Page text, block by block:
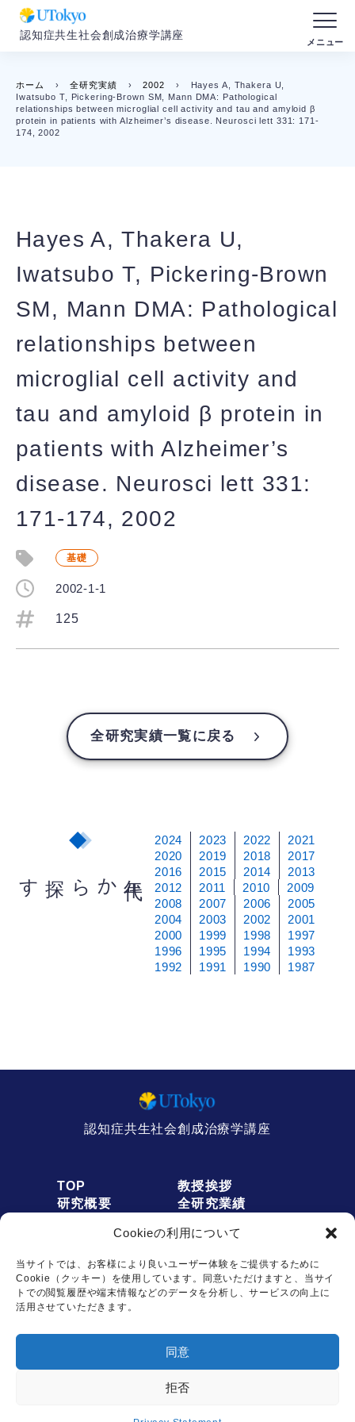
Cookieの利用について
当サイトでは、お客様により良いユーザー体験をご提供するために
Cookie（クッキー）を使用しています。同意いただけますと、当サイ
トでの閲覧履歴や端末情報などのデータを分析し、サービスの向上に
活用させていただきます。
同意
拒否
認知症共生社会創成治療学講座
ホーム › 全研究実績 › 2002 ›
Hayes A, Thakera U,
Iwatsubo T, Pickering-Brown SM, Mann DMA: Pathological
relationships between microglial cell activity and tau and amyloid β
protein in patients with Alzheimer’s disease. Neurosci lett 331: 171-
174, 2002
Hayes A, Thakera U,
Iwatsubo T, Pickering-Brown
SM, Mann DMA: Pathological
relationships between
microglial cell activity and
tau and amyloid β protein in
patients with Alzheimer’s
disease. Neurosci lett 331:
171-174, 2002
基礎
2002-1-1
125
全研究実績一覧に戻る
から探す
2024 2023 2022
2021
2020
2019 2018
2017
2016
2015 2014
2013
2012
2011 2010
2009
2008
2007 2006
2005
2004
2003 2002
2001
2000
1999 1998
1997
1996
1995 1994
1993
1992
1991 1990 1987
認知症共生社会創成治療学講座
TOP
教授挨拶
研究概要
全研究業績
リンク
お問い合わせは
こちらから
Copyright © Dementia Inclusion and Therapeutics. All rights reserved.